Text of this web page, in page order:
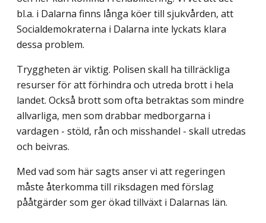
bl.a. i Dalarna finns långa köer till sjukvården, att
Socialdemokraterna i Dalarna inte lyckats klara
dessa problem.
Tryggheten är viktig. Polisen skall ha tillräckliga
resurser för att förhindra och utreda brott i hela
landet. Också brott som ofta betraktas som mindre
allvarliga, men som drabbar medborgarna i
vardagen - stöld, rån och misshandel - skall utredas
och beivras.
Med vad som här sagts anser vi att regeringen
måste återkomma till riksdagen med förslag
pååtgärder som ger ökad tillväxt i Dalarnas län.